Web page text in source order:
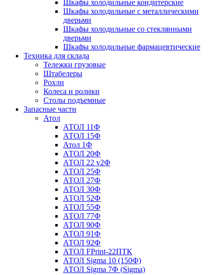
Шкафы холодильные кондитерские
Шкафы холодильные с металлическими
дверьми
Шкафы холодильные со стеклянными
дверьми
Шкафы холодильные фармацевтические
Техника для склада
Тележки грузовые
Штабелеры
Рохли
Колеса и ролики
Столы подъемные
Запасные части
Атол
АТОЛ 11Ф
АТОЛ 15Ф
Атол 1Ф
АТОЛ 20Ф
АТОЛ 22 v2Ф
АТОЛ 25Ф
АТОЛ 27Ф
АТОЛ 30Ф
АТОЛ 52Ф
АТОЛ 55Ф
АТОЛ 77Ф
АТОЛ 90Ф
АТОЛ 91Ф
АТОЛ 92Ф
АТОЛ FPrint-22ПТК
АТОЛ Sigma 10 (150Ф)
АТОЛ Sigma 7Ф (Sigma)